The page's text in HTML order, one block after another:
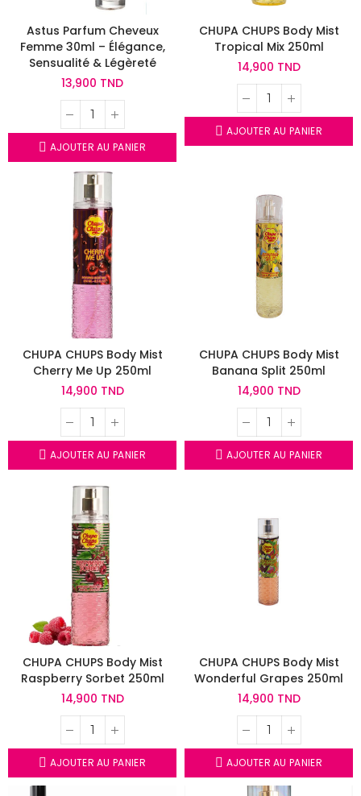
Astus Parfum Cheveux
Femme 30ml – Élégance,
Sensualité & Légèreté
13,900 TND
AJOUTER AU PANIER
CHUPA CHUPS Body Mist
Tropical Mix 250ml
14,900 TND
AJOUTER AU PANIER
CHUPA CHUPS Body Mist
Cherry Me Up 250ml
14,900 TND
AJOUTER AU PANIER
CHUPA CHUPS Body Mist
Banana Split 250ml
14,900 TND
AJOUTER AU PANIER
CHUPA CHUPS Body Mist
Raspberry Sorbet 250ml
14,900 TND
AJOUTER AU PANIER
CHUPA CHUPS Body Mist
Wonderful Grapes 250ml
14,900 TND
AJOUTER AU PANIER